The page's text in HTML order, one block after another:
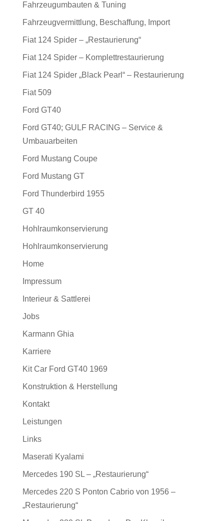
Fahrzeugumbauten & Tuning
Fahrzeugvermittlung, Beschaffung, Import
Fiat 124 Spider – „Restaurierung“
Fiat 124 Spider – Komplettrestaurierung
Fiat 124 Spider „Black Pearl“ – Restaurierung
Fiat 509
Ford GT40
Ford GT40; GULF RACING – Service &
Umbauarbeiten
Ford Mustang Coupe
Ford Mustang GT
Ford Thunderbird 1955
GT 40
Hohlraumkonservierung
Hohlraumkonservierung
Home
Impressum
Interieur & Sattlerei
Jobs
Karmann Ghia
Karriere
Kit Car Ford GT40 1969
Konstruktion & Herstellung
Kontakt
Leistungen
Links
Maserati Kyalami
Mercedes 190 SL – „Restaurierung“
Mercedes 220 S Ponton Cabrio von 1956 –
„Restaurierung“